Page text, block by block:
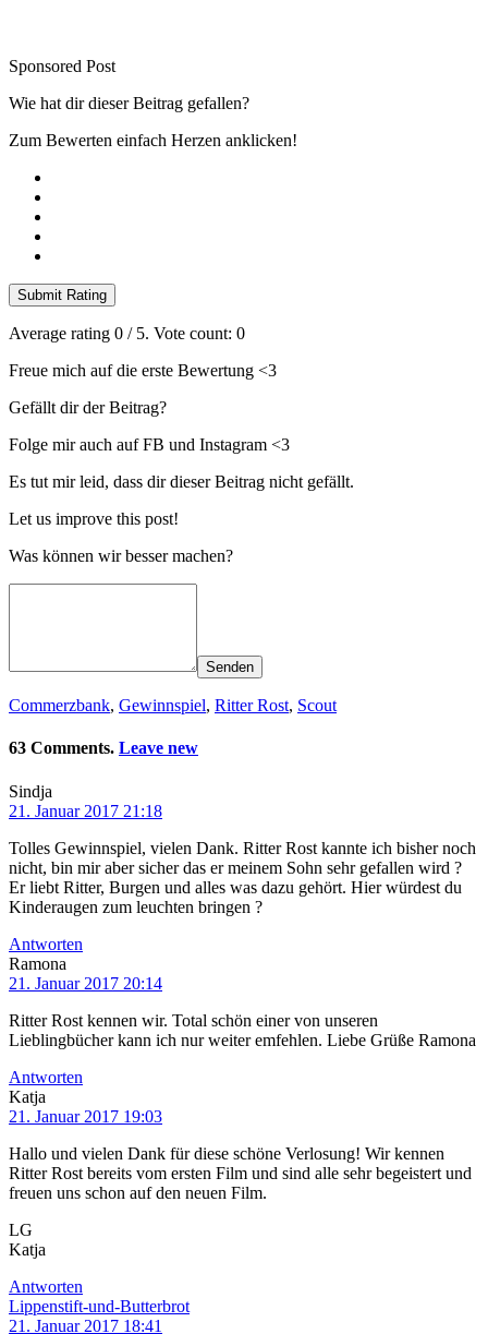
Sponsored Post
Wie hat dir dieser Beitrag gefallen?
Zum Bewerten einfach Herzen anklicken!
Submit Rating
Average rating 0 / 5. Vote count: 0
Freue mich auf die erste Bewertung <3
Gefällt dir der Beitrag?
Folge mir auch auf FB und Instagram <3
Es tut mir leid, dass dir dieser Beitrag nicht gefällt.
Let us improve this post!
Was können wir besser machen?
Senden
Commerzbank, Gewinnspiel, Ritter Rost, Scout
63 Comments. Leave new
Sindja
21. Januar 2017 21:18
Tolles Gewinnspiel, vielen Dank. Ritter Rost kannte ich bisher noch
nicht, bin mir aber sicher das er meinem Sohn sehr gefallen wird ?
Er liebt Ritter, Burgen und alles was dazu gehört. Hier würdest du
Kinderaugen zum leuchten bringen ?
Antworten
Ramona
21. Januar 2017 20:14
Ritter Rost kennen wir. Total schön einer von unseren
Lieblingbücher kann ich nur weiter emfehlen. Liebe Grüße Ramona
Antworten
Katja
21. Januar 2017 19:03
Hallo und vielen Dank für diese schöne Verlosung! Wir kennen
Ritter Rost bereits vom ersten Film und sind alle sehr begeistert und
freuen uns schon auf den neuen Film.
LG
Katja
Antworten
Lippenstift-und-Butterbrot
21. Januar 2017 18:41